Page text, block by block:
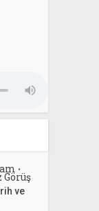
•
ve